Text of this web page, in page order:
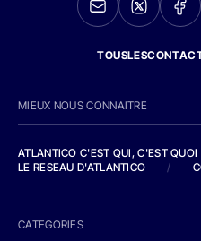
MIEUX NOUS CONNAITRE
ATLANTICO C'EST QUI, C'EST QUOI
LE RESEAU D'ATLANTICO
/
CATEGORIES